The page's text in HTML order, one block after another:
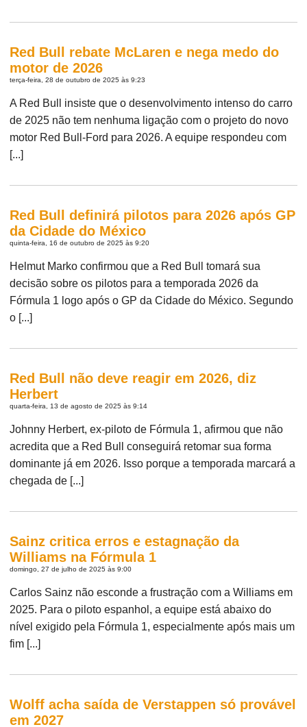
Red Bull rebate McLaren e nega medo do
motor de 2026
terça-feira, 28 de outubro de 2025 às 9:23
A Red Bull insiste que o desenvolvimento intenso do carro
de 2025 não tem nenhuma ligação com o projeto do novo
motor Red Bull-Ford para 2026. A equipe respondeu com
[...]
Red Bull definirá pilotos para 2026 após GP
da Cidade do México
quinta-feira, 16 de outubro de 2025 às 9:20
Helmut Marko confirmou que a Red Bull tomará sua
decisão sobre os pilotos para a temporada 2026 da
Fórmula 1 logo após o GP da Cidade do México. Segundo
o [...]
Red Bull não deve reagir em 2026, diz
Herbert
quarta-feira, 13 de agosto de 2025 às 9:14
Johnny Herbert, ex-piloto de Fórmula 1, afirmou que não
acredita que a Red Bull conseguirá retomar sua forma
dominante já em 2026. Isso porque a temporada marcará a
chegada de [...]
Sainz critica erros e estagnação da
Williams na Fórmula 1
domingo, 27 de julho de 2025 às 9:00
Carlos Sainz não esconde a frustração com a Williams em
2025. Para o piloto espanhol, a equipe está abaixo do
nível exigido pela Fórmula 1, especialmente após mais um
fim [...]
Wolff acha saída de Verstappen só provável
em 2027